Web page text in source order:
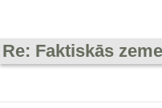
Re: Faktiskās